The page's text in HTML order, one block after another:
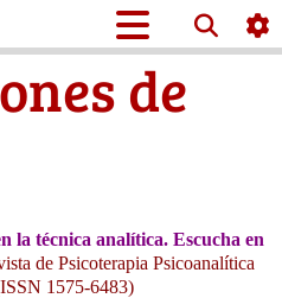
de
la técnica analítica. Escucha en
de Psicoterapia Psicoanalítica
1575-6483)